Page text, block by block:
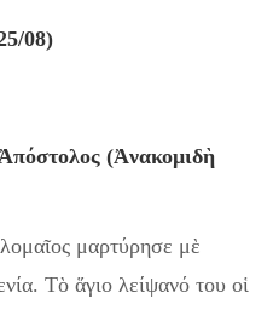
08)
(Ἀνακομιδὴ
μαρτύρησε μὲ
Τὸ ἅγιο λείψανό του οἱ